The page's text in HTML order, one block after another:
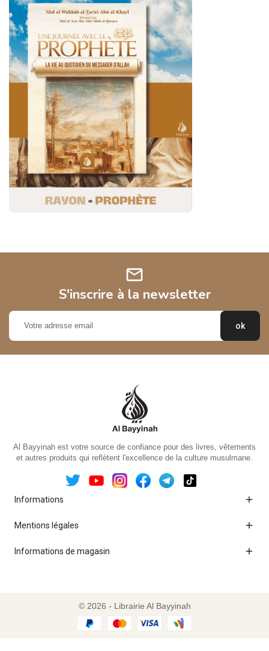
mail
S'inscrire à la newsletter
Al Bayyinah est votre source de confiance pour des livres, vêtements
et autres produits qui reflètent l'excellence de la culture musulmane.
Informations 
Mentions légales 
Informations de magasin 
© 2026 - Librairie Al Bayyinah